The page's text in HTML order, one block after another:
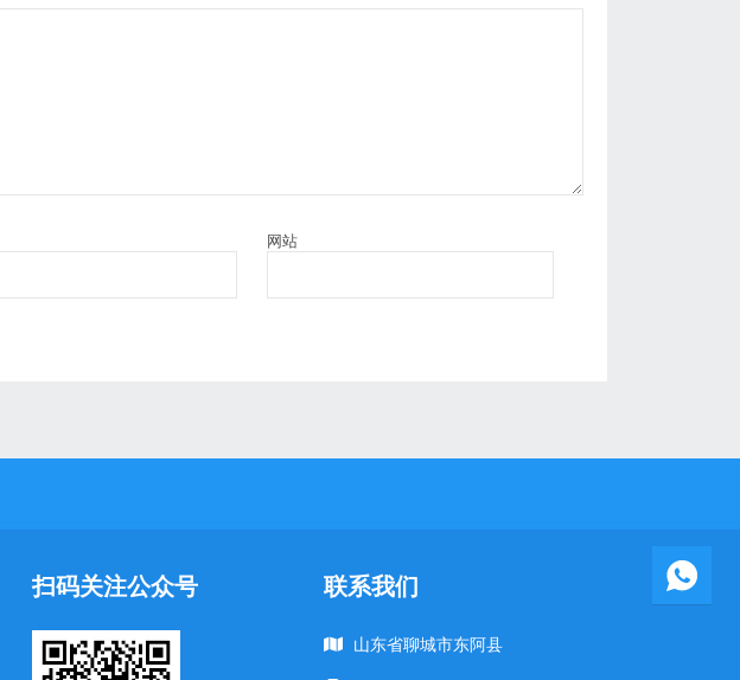
网站
扫码关注公众号 联系我们
山东省聊城市东阿县